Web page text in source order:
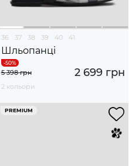
36 37 38 39 40 41
Шльопанці
2 699 грн
5 398 грн
2 кольори
PREMIUM